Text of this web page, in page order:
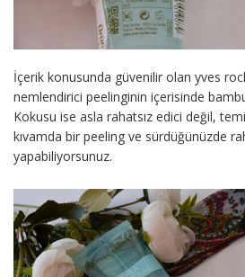
İçerik konusunda güvenilir olan yves
nemlendirici peelinginin içerisinde
Kokusu ise asla rahatsız edici değil,
kıvamda bir peeling ve sürdüğünüzde
yapabiliyorsunuz.